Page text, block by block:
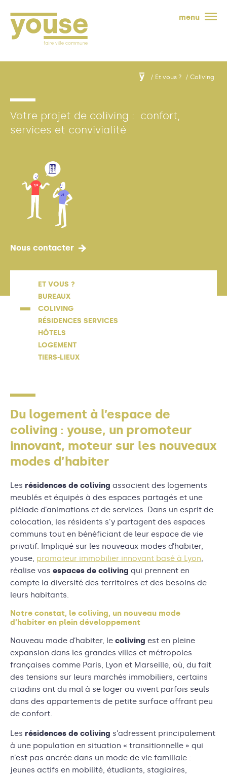
Et vous ? Coliving
Votre projet de coliving : confort,
services et convivialité
Nous contacter
menu
ET VOUS ?
BUREAUX
COLIVING
RÉSIDENCES SERVICES
HÔTELS
LOGEMENT
TIERS-LIEUX
Du logement à l’espace de
coliving : youse, un promoteur
innovant, moteur sur les nouveaux
modes d’habiter
Les résidences de coliving associent des logements
meublés et équipés à des espaces partagés et une
pléiade d’animations et de services. Dans un esprit de
colocation, les résidents s’y partagent des espaces
communs tout en bénéficiant de leur espace de vie
privatif. Impliqué sur les nouveaux modes d’habiter,
youse, promoteur immobilier innovant basé à Lyon,
réalise vos espaces de coliving qui prennent en
compte la diversité des territoires et des besoins de
leurs habitants.
Notre constat, le coliving, un nouveau mode
d’habiter en plein développement
Nouveau mode d’habiter, le coliving est en pleine
expansion dans les grandes villes et métropoles
françaises comme Paris, Lyon et Marseille, où, du fait
des tensions sur leurs marchés immobiliers, certains
citadins ont du mal à se loger ou vivent parfois seuls
dans des appartements de petite surface offrant peu
de confort.
Les résidences de coliving s’adressent principalement
à une population en situation « transitionnelle » qui
n’est pas ancrée dans un mode de vie familiale :
jeunes actifs en mobilité, étudiants, stagiaires,